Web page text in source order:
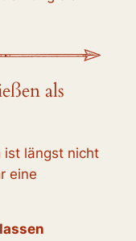
als
ist längst nicht
eine